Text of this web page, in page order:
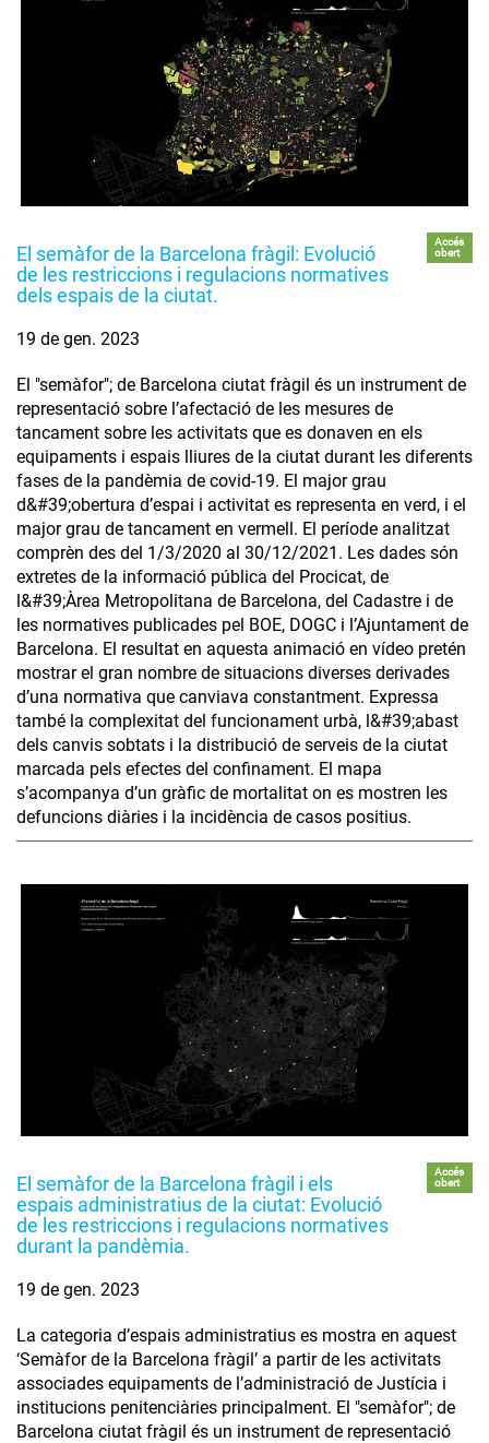
El semàfor de la Barcelona fràgil: Evolució
de les restriccions i regulacions normatives
dels espais de la ciutat.
Accés
obert
19 de gen. 2023
El "semàfor"; de Barcelona ciutat fràgil és un instrument de
representació sobre l’afectació de les mesures de
tancament sobre les activitats que es donaven en els
equipaments i espais lliures de la ciutat durant les diferents
fases de la pandèmia de covid-19. El major grau
d&#39;obertura d’espai i activitat es representa en verd, i el
major grau de tancament en vermell. El període analitzat
comprèn des del 1/3/2020 al 30/12/2021. Les dades són
extretes de la informació pública del Procicat, de
l&#39;Àrea Metropolitana de Barcelona, del Cadastre i de
les normatives publicades pel BOE, DOGC i l’Ajuntament de
Barcelona. El resultat en aquesta animació en vídeo pretén
mostrar el gran nombre de situacions diverses derivades
d’una normativa que canviava constantment. Expressa
també la complexitat del funcionament urbà, l&#39;abast
dels canvis sobtats i la distribució de serveis de la ciutat
marcada pels efectes del confinament. El mapa
s’acompanya d’un gràfic de mortalitat on es mostren les
defuncions diàries i la incidència de casos positius.
El semàfor de la Barcelona fràgil i els
espais administratius de la ciutat: Evolució
de les restriccions i regulacions normatives
durant la pandèmia.
Accés
obert
19 de gen. 2023
La categoria d’espais administratius es mostra en aquest
‘Semàfor de la Barcelona fràgil’ a partir de les activitats
associades equipaments de l’administració de Justícia i
institucions penitenciàries principalment. El "semàfor"; de
Barcelona ciutat fràgil és un instrument de representació